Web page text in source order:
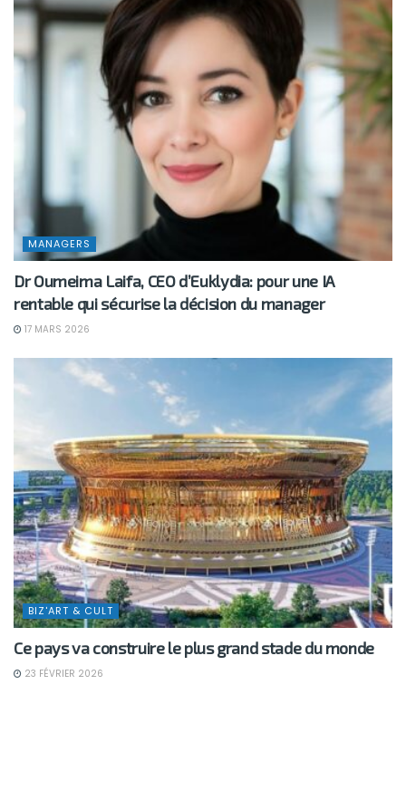
MANAGERS
Dr Oumeima Laifa, CEO d’Euklydia: pour une IA
rentable qui sécurise la décision du manager
17 MARS 2026
BIZ'ART & CULT
Ce pays va construire le plus grand stade du monde
23 FÉVRIER 2026